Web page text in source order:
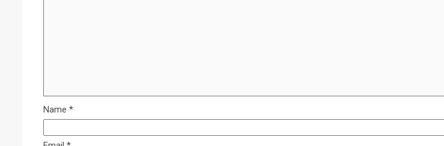
Name *